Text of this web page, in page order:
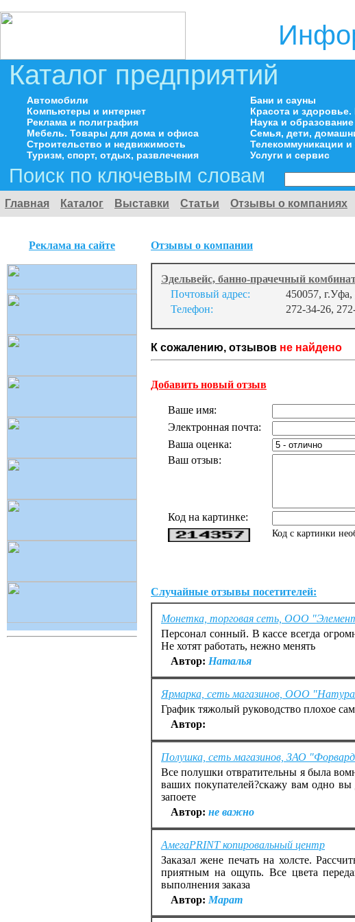
Каталог предприятий
Автомобили
Компьютеры и интернет
Реклама и полиграфия
Мебель. Товары для дома и офиса
Строительство и недвижимость
Туризм, спорт, отдых, развлечения
Бани и сауны
Красота и
Наука и образование
Семья, дети,
Телекоммуникации и
Услуги и сервис
Поиск по ключевым словам
Главная Каталог Выставки Статьи Отзывы о компаниях
Реклама на сайте Отзывы о компании
Эдельвейс, банно-прачечный
Почтовый адрес:
450057,
Телефон:
272-34-26,
К сожалению, отзывов не найдено
Добавить новый отзыв
Ваше имя:
Электронная почта:
Ваша оценка:
Ваш отзыв:
Код на картинке:
Код с картинки
Случайные отзывы посетителей:
Монетка, торговая сеть, ООО
Персонал сонный. В кассе всегда
Не хотят работать, нежно менять
Автор: Наталья
Ярмарка, сеть магазинов, ООО
График тяжолый руководство плохое
Автор:
Полушка, сеть магазинов, ЗАО
Все полушки отвратительны я была
ваших покупателей?скажу вам одно
запоете
Автор: не важно
АмегаPRINT копировальный центр
Заказал жене печать на холсте.
приятным на ощупь. Все цвета
выполнения заказа
Автор: Марат